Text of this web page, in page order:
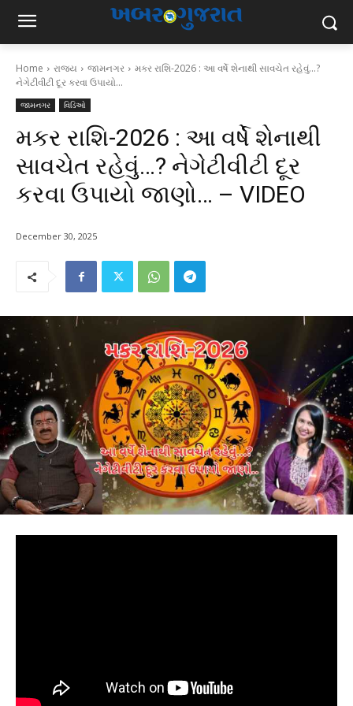
Home રાજ્ય જામનગર
મકર રાશિ-2026 : આ વર્ષે શેનાથી સાવચેત રહેવું...?
નેગેટીવીટી દૂર કરવા ઉપાયો...
જામનગર વિડિઓ
મકર રાશિ-2026 : આ વર્ષે શેનાથી
સાવચેત રહેવું…? નેગેટીવીટી દૂર
કરવા ઉપાયો જાણો… – VIDEO
December 30, 2025